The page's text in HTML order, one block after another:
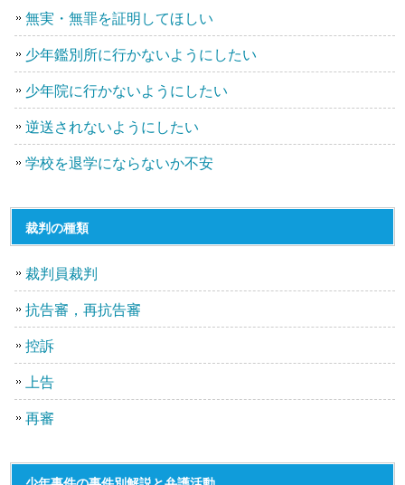
無実・無罪を証明してほしい
少年鑑別所に行かないようにしたい
少年院に行かないようにしたい
逆送されないようにしたい
学校を退学にならないか不安
裁判の種類
裁判員裁判
抗告審，再抗告審
控訴
上告
再審